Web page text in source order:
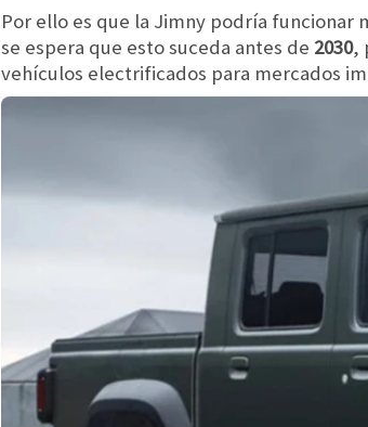
Por ello es que la Jimny podría funcionar
se espera que esto suceda antes de 2030,
vehículos electrificados para mercados